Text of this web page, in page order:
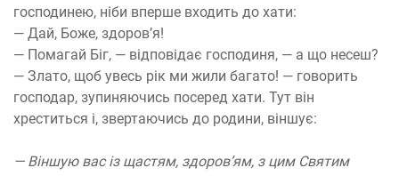
господинею, ніби вперше входить до хати:
— Дай, Боже, здоров’я!
— Помагай Біг, — відповідає господиня, — а що несеш?
— Злато, щоб увесь рік ми жили багато! — говорить
господар, зупиняючись посеред хати. Тут він
хреститься і, звертаючись до родини, віншує:
— Віншую вас із щастям, здоров’ям, з цим Святим